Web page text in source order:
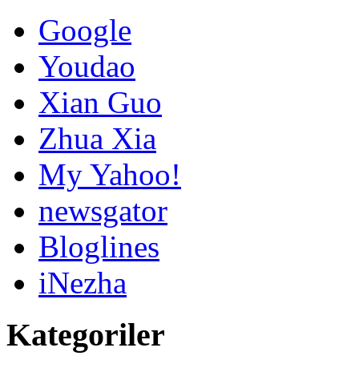
Google
Youdao
Xian Guo
Zhua Xia
My Yahoo!
newsgator
Bloglines
iNezha
Kategoriler